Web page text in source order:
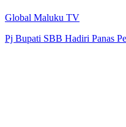
Global Maluku TV
Pj Bupati SBB Hadiri Panas